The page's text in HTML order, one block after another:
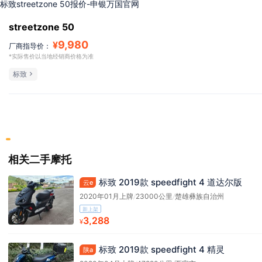
标致streetzone 50报价-申银万国官网
streetzone 50
厂商指导价： ¥9,980
*实际售价以当地经销商价格为准
标致
相关二手摩托
云e 标致 2019款 speedfight 4 道达尔版
2020年01月上牌/23000公里 /楚雄彝族自治州
新上架
¥3,288
陕a 标致 2019款 speedfight 4 精灵